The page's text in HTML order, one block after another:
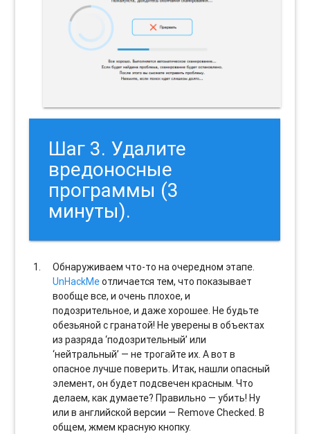
Шаг 3. Удалите
вредоносные
программы (3
минуты).
Обнаруживаем что-то на очередном этапе.
UnHackMeотличается тем, что показывает
вообще все, и очень плохое, и
подозрительное, и даже хорошее. Не будьте
обезьяной с гранатой! Не уверены в объектах
из разряда ‘подозрительный’ или
‘нейтральный’ — не трогайте их. А вот в
опасное лучше поверить. Итак, нашли опасный
элемент, он будет подсвечен красным. Что
делаем, как думаете? Правильно — убить! Ну
или в английской версии — Remove Checked. В
общем, жмем красную кнопку.